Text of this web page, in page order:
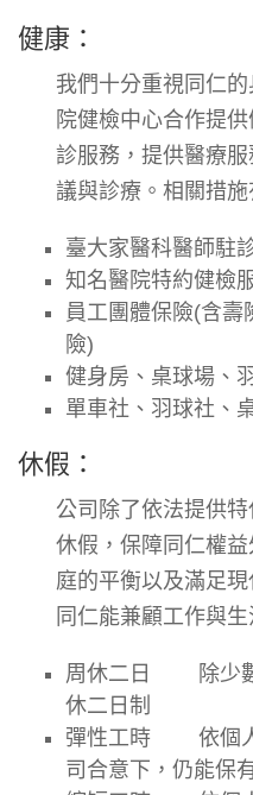
健康：
我們十分重視同仁
院健檢中心合作提供
診服務 ，提供醫療
議與診療。相關措施
臺大家醫科醫師駐
知名醫院特約健檢
員工團體保險(含壽
險)
健身房、桌球場、
單車社、羽球社、
休假：
公司除了依法提供
休假，保障同仁權
庭的平衡以及滿足
同仁能兼顧工作與生
周休二日
除少
休二日制
彈性工時
依個
司合意下，仍能保